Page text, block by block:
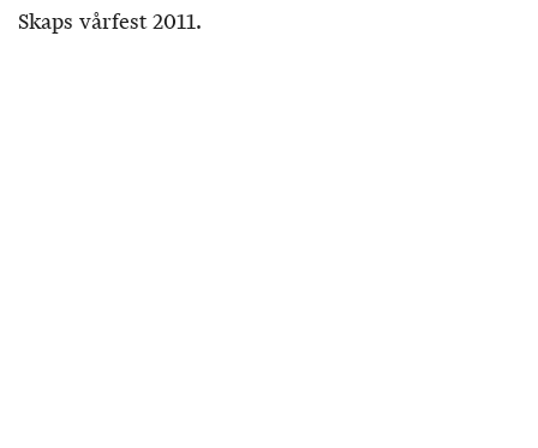
Skaps vårfest 2011.